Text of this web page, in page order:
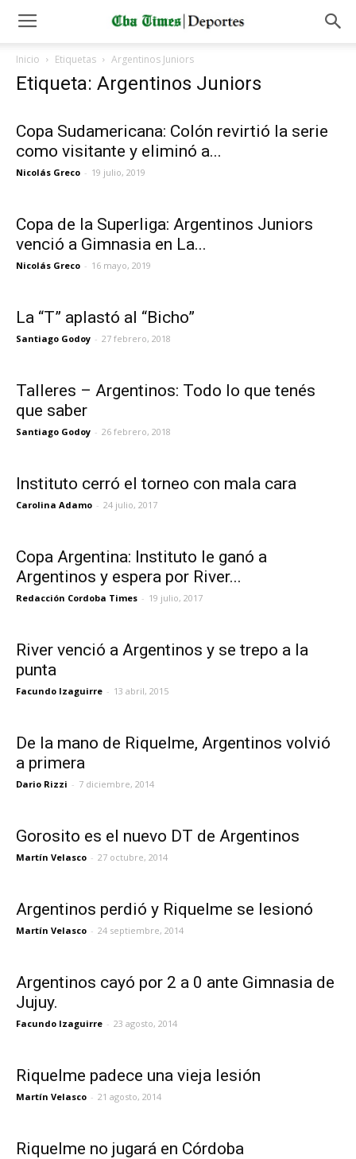
Inicio Etiquetas Argentinos Juniors
Etiqueta: Argentinos Juniors
Copa Sudamericana: Colón revirtió la serie
como visitante y eliminó a...
Nicolás Greco - 19 julio, 2019
Copa de la Superliga: Argentinos Juniors
venció a Gimnasia en La...
Nicolás Greco - 16 mayo, 2019
La “T” aplastó al “Bicho”
Santiago Godoy - 27 febrero, 2018
Talleres – Argentinos: Todo lo que tenés
que saber
Santiago Godoy - 26 febrero, 2018
Instituto cerró el torneo con mala cara
Carolina Adamo - 24 julio, 2017
Copa Argentina: Instituto le ganó a
Argentinos y espera por River...
Redacción Cordoba Times - 19 julio, 2017
River venció a Argentinos y se trepo a la
punta
Facundo Izaguirre - 13 abril, 2015
De la mano de Riquelme, Argentinos volvió
a primera
Dario Rizzi - 7 diciembre, 2014
Gorosito es el nuevo DT de Argentinos
Martín Velasco - 27 octubre, 2014
Argentinos perdió y Riquelme se lesionó
Martín Velasco - 24 septiembre, 2014
Argentinos cayó por 2 a 0 ante Gimnasia de
Jujuy.
Facundo Izaguirre - 23 agosto, 2014
Riquelme padece una vieja lesión
Martín Velasco - 21 agosto, 2014
Riquelme no jugará en Córdoba